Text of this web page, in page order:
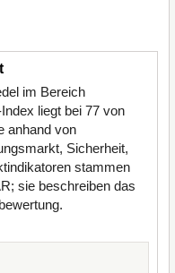
im Bereich
liegt bei 77 von
anhand von
Sicherheit,
stammen
sie beschreiben das